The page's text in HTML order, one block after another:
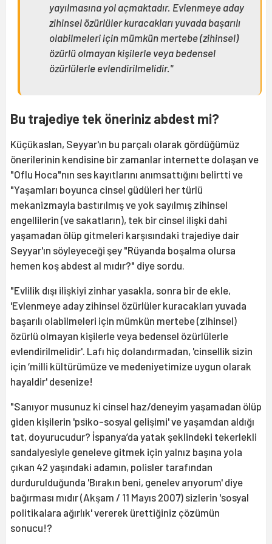
yayılmasına yol açmaktadır. Evlenmeye aday
zihinsel özürlüler kuracakları yuvada başarılı
olabilmeleri için mümkün mertebe (zihinsel)
özürlü olmayan kişilerle veya bedensel
özürlülerle evlendirilmelidir."
Bu trajediye tek öneriniz abdest mi?
Küçükaslan, Seyyar'ın bu parçalı olarak gördüğümüz
önerilerinin kendisine bir zamanlar internette dolaşan ve
"Oflu Hoca"nın ses kayıtlarını anımsattığını belirtti ve
"Yaşamları boyunca cinsel güdüleri her türlü
mekanizmayla bastırılmış ve yok sayılmış zihinsel
engellilerin (ve sakatların), tek bir cinsel ilişki dahi
yaşamadan ölüp gitmeleri karşısındaki trajediye dair
Seyyar'ın söyleyeceği şey "Rüyanda boşalma olursa
hemen koş abdest al mıdır?" diye sordu.
"Evlilik dışı ilişkiyi zinhar yasakla, sonra bir de ekle,
'Evlenmeye aday zihinsel özürlüler kuracakları yuvada
başarılı olabilmeleri için mümkün mertebe (zihinsel)
özürlü olmayan kişilerle veya bedensel özürlülerle
evlendirilmelidir'. Lafı hiç dolandırmadan, 'cinsellik sizin
için ‘milli kültürümüze ve medeniyetimize uygun olarak
hayaldir' desenize!
"Sanıyor musunuz ki cinsel haz/deneyim yaşamadan ölüp
giden kişilerin 'psiko-sosyal gelişimi' ve yaşamdan aldığı
tat, doyurucudur? İspanya’da yatak şeklindeki tekerlekli
sandalyesiyle geneleve gitmek için yalnız başına yola
çıkan 42 yaşındaki adamın, polisler tarafından
durdurulduğunda 'Bırakın beni, genelev arıyorum' diye
bağırması mıdır (Akşam / 11 Mayıs 2007) sizlerin 'sosyal
politikalara ağırlık' vererek ürettiğiniz çözümün
sonucu!?